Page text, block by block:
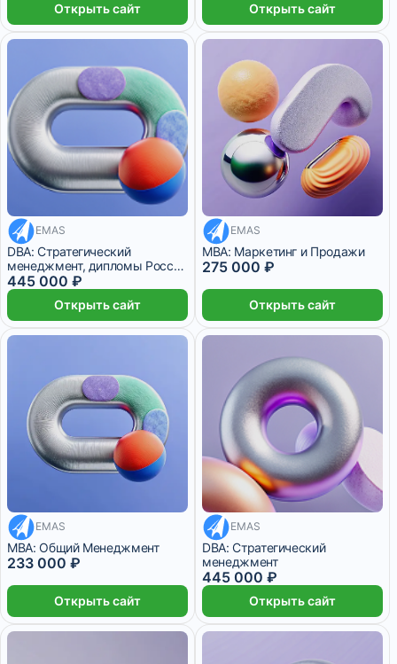
Открыть сайт Открыть сайт
37 083 ₽/мес
EMAS
DBA: Стратегический
менеджмент, дипломы России
и Швейцарии
445 000 ₽
Открыть сайт
22 916 ₽/мес
EMAS
MBA: Маркетинг и Продажи
275 000 ₽
Открыть сайт
19 416 ₽/мес
EMAS
MBA: Общий Менеджмент
233 000 ₽
Открыть сайт
37 083 ₽/мес
EMAS
DBA: Стратегический
менеджмент
445 000 ₽
Открыть сайт